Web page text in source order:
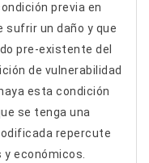
previa en
sufrir un daño y que
pre-existente del
de vulnerabilidad
esta condición
se tenga una
repercute
económicos.